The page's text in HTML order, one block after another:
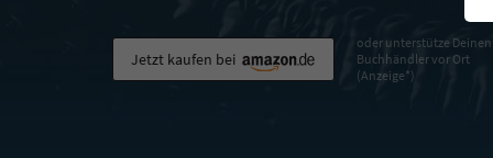
Jetzt kaufen bei
oder unterstütze Deinen
Buchhändler vor Ort
(Anzeige*)